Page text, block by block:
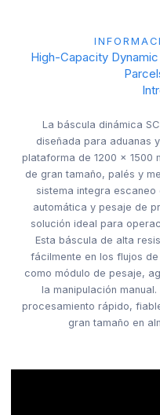
High-Capacity
La báscula dinámica
diseñada para aduanas
plataforma de 1200 × 1500
de gran tamaño, palés y
sistema integra
automática y pesaje de
solución ideal para
Esta báscula de alta
fácilmente en los flujos
como módulo de pesaje,
la manipulación
procesamiento rápido,
gran tamaño en